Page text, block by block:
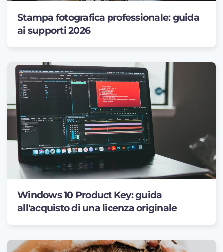
Stampa fotografica professionale: guida
ai supporti 2026
Windows 10 Product Key: guida
all'acquisto di una licenza originale